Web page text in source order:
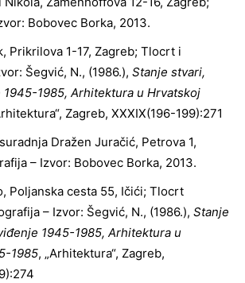
Bobovec Borka, 2013.
Prikrilova 1-17, Zagreb; Tlocrt i
Šegvić, N., (1986.), Stanje stvari,
1985, Arhitektura u Hrvatskoj
Zagreb, XXXIX(196-199):271
Dražen Juračić, Petrova 1,
– Izvor: Bobovec Borka, 2013.
Poljanska cesta 55, Ičići; Tlocrt
– Izvor: Šegvić, N., (1986.), Stanje
1945-1985, Arhitektura u
1985, „Arhitektura“, Zagreb,